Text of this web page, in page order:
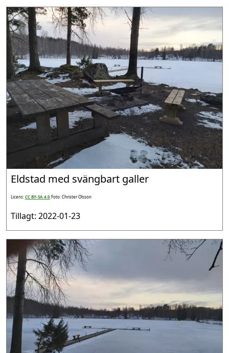
Eldstad med svängbart galler
Licens:CC BY-SA 4.0Foto: Christer Olsson
Tillagt: 2022-01-23